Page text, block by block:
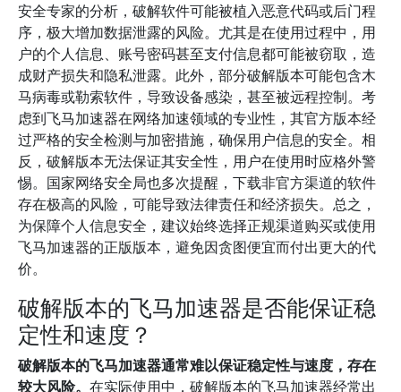
安全专家的分析，破解软件可能被植入恶意代码或后门程
序，极大增加数据泄露的风险。尤其是在使用过程中，用
户的个人信息、账号密码甚至支付信息都可能被窃取，造
成财产损失和隐私泄露。此外，部分破解版本可能包含木
马病毒或勒索软件，导致设备感染，甚至被远程控制。考
虑到飞马加速器在网络加速领域的专业性，其官方版本经
过严格的安全检测与加密措施，确保用户信息的安全。相
反，破解版本无法保证其安全性，用户在使用时应格外警
惕。国家网络安全局也多次提醒，下载非官方渠道的软件
存在极高的风险，可能导致法律责任和经济损失。总之，
为保障个人信息安全，建议始终选择正规渠道购买或使用
飞马加速器的正版版本，避免因贪图便宜而付出更大的代
价。
破解版本的飞马加速器是否能保证稳
定性和速度？
破解版本的飞马加速器通常难以保证稳定性与速度，存在
较大风险。 在实际使用中，破解版本的飞马加速器经常出